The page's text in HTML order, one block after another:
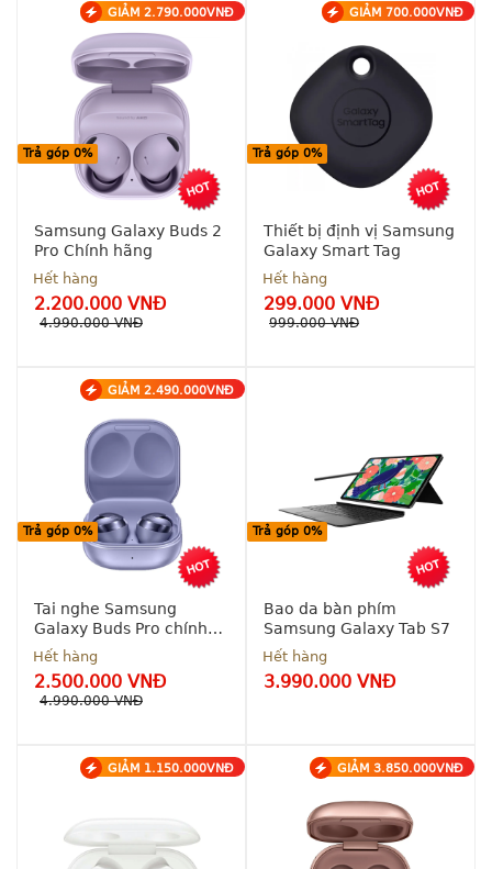
Hỗ trợ
trả góp
0% - 0
Bảo
hành
chính
hãng 12
Hỗ trợ
trả góp
0% - 0
đồng
Bảo
hành 12
Samsung Galaxy Buds 2
Pro Chính hãng
Hết hàng
2.200.000 VNĐ
4.990.000 VNĐ
trả góp
0% - 0
Bảo
hành
hãng 12
Trả góp 0%
GIẢM 2.790.000VNĐ
Thiết bị định vị Samsung
Galaxy Smart Tag
Hết hàng
299.000 VNĐ
999.000 VNĐ
Galaxy
S21| S21
Plus| S21
Ultra 5G
Trả góp 0%
GIẢM 700.000VNĐ
Tai nghe Samsung
Galaxy Buds Pro chính
hãng
Hết hàng
2.500.000 VNĐ
4.990.000 VNĐ
0% - 0
đồng
Trả góp 0%
GIẢM 2.490.000VNĐ
Bao da bàn phím
Samsung Galaxy Tab S7
Hết hàng
3.990.000 VNĐ
1.490.000đ
khi mua
Galaxy Tab
Trả góp 0%
GIẢM 1.150.000VNĐ GIẢM 3.850.000VNĐ